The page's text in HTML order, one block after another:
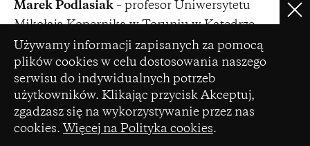
Ustawienia plików cookie
Używamy informacji zapisanych za pomocą
plików cookies w celu dostosowania naszego
serwisu do indywidualnych potrzeb
użytkowników. Klikając przycisk Akceptuj,
zgadzasz się na wykorzystywanie przez nas
cookies. Więcej na Polityka cookies.
Marek Podlasiak – profesor Uniwersytetu
Mikołaja Kopernika w Toruniu w Katedrze
Literatury, Kultury i Mediów Niemieckiego
Obszaru Językowego. Zainteresowania badawcze:
dramat i teatr niemiecki, ze szczególnym
uwzględnieniem historii teatru niemieckiego na
ziemiach polskich, dramat epoki oświecenia,